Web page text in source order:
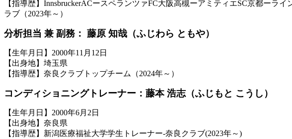
【指導歴】InnsbruckerACースペランツァFC大阪高槻ーアミティエSC京都ーラ
ラブ（2023年～）
分析担当 兼 副務： 藤原 知哉（ふじわら ともや）
【生年月日】2000年11月12日
【出身地】埼玉県
【指導歴】奈良クラブトップチーム（2024年～）
コンディショニングトレーナー：藤本 浩志（ふじもと こうし）
【生年月日】2000年6月2日
【出身地】奈良県
【指導歴】新潟医療福祉大学学生トレーナー-奈良クラブ(2023年～)